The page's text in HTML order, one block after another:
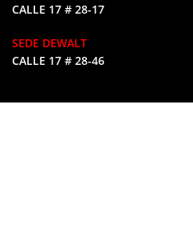
CALLE 17 # 28-17
SEDE DEWALT
CALLE 17 # 28-46